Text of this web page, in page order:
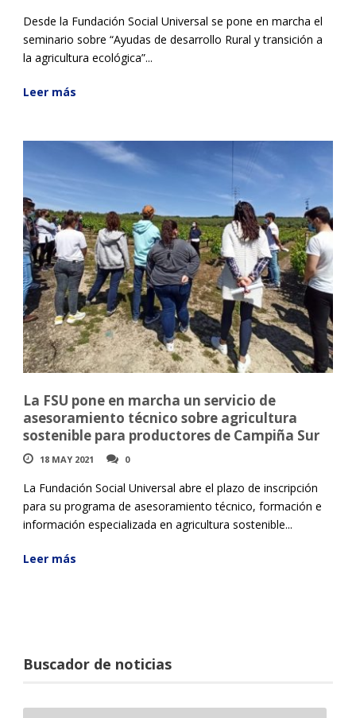
Desde la Fundación Social Universal se pone en marcha el
seminario sobre “Ayudas de desarrollo Rural y transición a
la agricultura ecológica”...
Leer más
La FSU pone en marcha un servicio de
asesoramiento técnico sobre agricultura
sostenible para productores de Campiña Sur
18 MAY 2021 0
La Fundación Social Universal abre el plazo de inscripción
para su programa de asesoramiento técnico, formación e
información especializada en agricultura sostenible...
Leer más
Buscador de noticias